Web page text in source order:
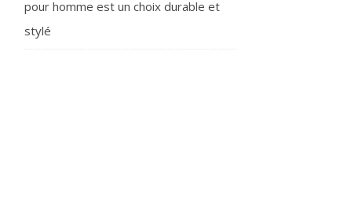
pour homme est un choix durable et
stylé